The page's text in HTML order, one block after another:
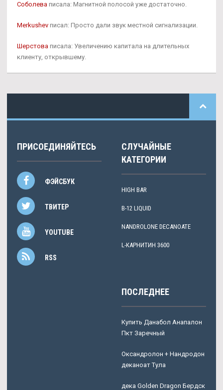
Соболева писала: Магнитной полосой уже достаточно.
Merkushev писал: Просто дали звук местной сигнализации.
Шерстова писала: Увеличению капитала на длительных
клиенту, открывшему.
ПРИСОЕДИНЯЙТЕСЬ
ФЭЙСБУК
ТВИТЕР
YOUTUBE
RSS
СЛУЧАЙНЫЕ
КАТЕГОРИИ
HIGH BAR
B-12 LIQUID
NANDROLONE DECANOATE
L-КАРНИТИН 3600
ПОСЛЕДНЕЕ
Купить Данабол Анапалон
Пкт Заречный
Оксандролон + Нандродон
деканоат Тула
дека Golden Dragon Бердск